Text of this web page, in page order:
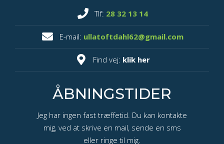
Tlf: 28 32 13 14
E-mail: ullatoftdahl62@gmail.com
Find vej: klik her
ÅBNINGSTIDER
​Jeg har ingen fast træffetid. Du kan kontakte
mig, ved at skrive en mail, sende en sms
eller ringe til mig.